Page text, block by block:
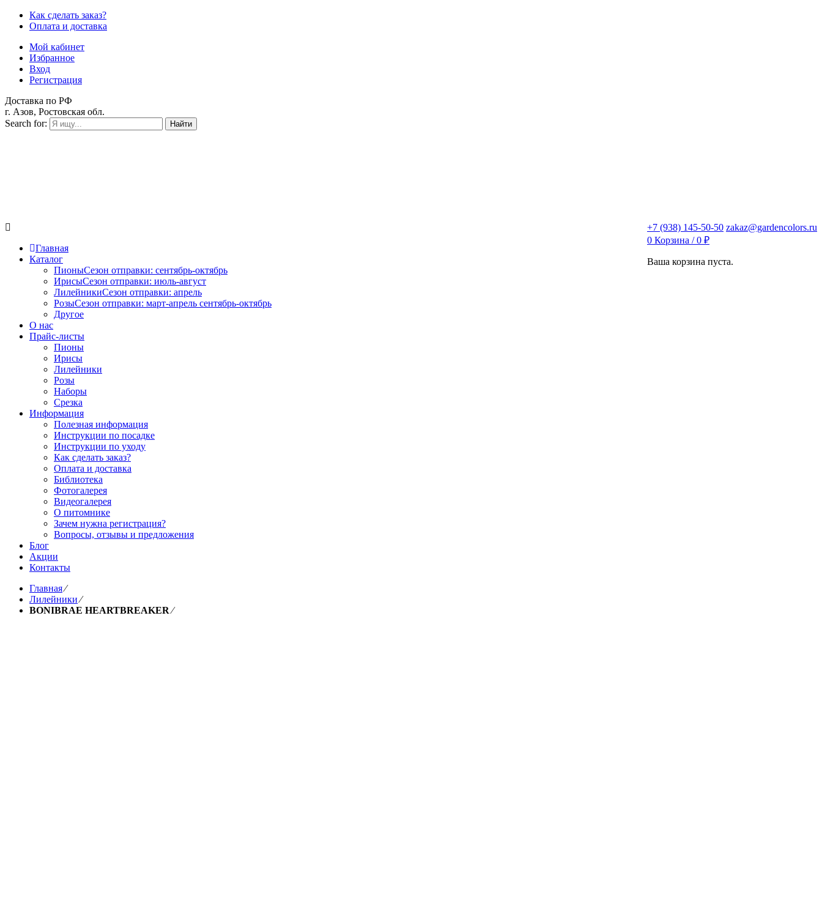
Как сделать заказ?
Оплата и доставка
Мой кабинет
Избранное
Вход
Регистрация
Доставка по РФ
г. Азов, Ростовская обл.
Search for:
Найти
+7 (938) 145-50-50 zakaz@gardencolors.ru
0 Корзина /0 ₽
Ваша корзина пуста.
Главная
Каталог
ПионыСезон отправки: сентябрь-октябрь
ИрисыСезон отправки: июль-август
ЛилейникиСезон отправки: апрель
РозыСезон отправки: март-апрель сентябрь-октябрь
Другое
О нас
Прайс-листы
Пионы
Ирисы
Лилейники
Розы
Наборы
Срезка
Информация
Полезная информация
Инструкции по посадке
Инструкции по уходу
Как сделать заказ?
Оплата и доставка
Библиотека
Фотогалерея
Видеогалерея
О питомнике
Зачем нужна регистрация?
Вопросы, отзывы и предложения
Блог
Акции
Контакты
Главная⁄
Лилейники⁄
BONIBRAE HEARTBREAKER⁄